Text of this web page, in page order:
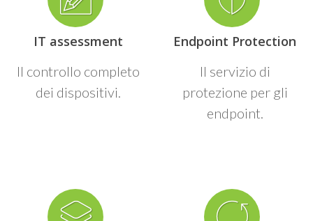
IT assessment
Il controllo completo
dei dispositivi.
Endpoint Protection
Il servizio di
protezione per gli
endpoint.